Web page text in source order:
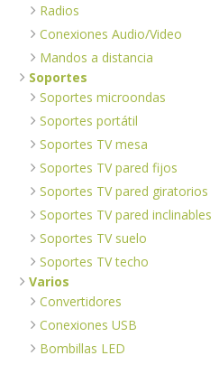
Radios
Conexiones Audio/Video
Mandos a distancia
Soportes
Soportes microondas
Soportes portátil
Soportes TV mesa
Soportes TV pared fijos
Soportes TV pared giratorios
Soportes TV pared inclinables
Soportes TV suelo
Soportes TV techo
Varios
Convertidores
Conexiones USB
Bombillas LED